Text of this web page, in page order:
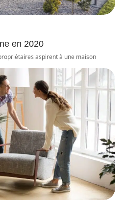
en 2020
aspirent à une maison